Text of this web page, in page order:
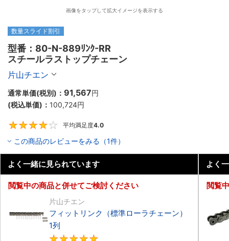
画像をタップして拡大イメージを表示する
数量スライド割引
型番：80-N-889ﾘﾝｸ-RR
スチールラストップチェーン
片山チエン
通常単価(税別)： 91,567円
(税込単価)： 100,724円
平均満足度4.0
この商品のレビューをみる（1件）
よく一緒に見られています
閲覧中の商品と併せてご検討ください
片山チエン
フィットリンク（標準ローラチェーン）
1列
よく
閲覧